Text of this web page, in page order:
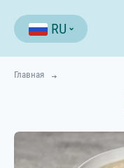
RU
Главная